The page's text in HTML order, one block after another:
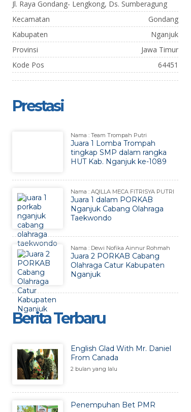
Jl. Raya Gondang- Lengkong, Ds. Sumberagung
Kecamatan
Gondang
Kabupaten
Nganjuk
Provinsi
Jawa Timur
Kode Pos
64451
Prestasi
Nama : Team Trompah Putri
Juara 1 Lomba Trompah
tingkap SMP dalam rangka
HUT Kab. Nganjuk ke-1089
Nama : AQILLA MECA FITRISYA PUTRI
Juara 1 dalam PORKAB
Nganjuk Cabang Olahraga
Taekwondo
Nama : Dewi Nofika Ainnur Rohmah
Juara 2 PORKAB Cabang
Olahraga Catur Kabupaten
Nganjuk
Berita Terbaru
English Glad With Mr. Daniel
From Canada
2 bulan yang lalu
Penempuhan Bet PMR